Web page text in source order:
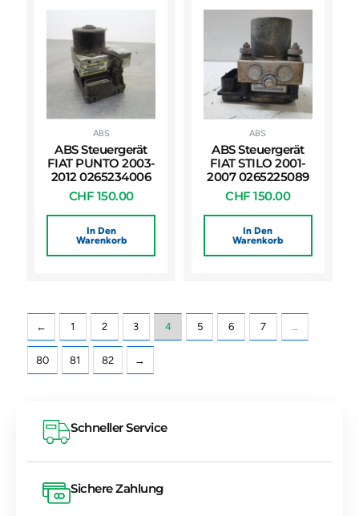
ABS
ABS Steuergerät
FIAT PUNTO 2003-
2012 0265234006
CHF 150.00
In Den
Warenkorb
ABS
ABS Steuergerät
FIAT STILO 2001-
2007 0265225089
CHF 150.00
In Den
Warenkorb
← 1 2 3 4 5 6 7 …
80 81 82 →
Schneller Service
Sichere Zahlung